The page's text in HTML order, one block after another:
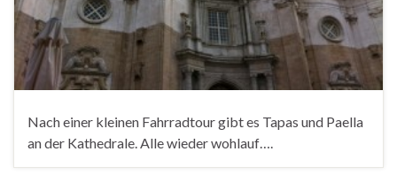
Nach einer kleinen Fahrradtour gibt es Tapas und Paella
an der Kathedrale. Alle wieder wohlauf….